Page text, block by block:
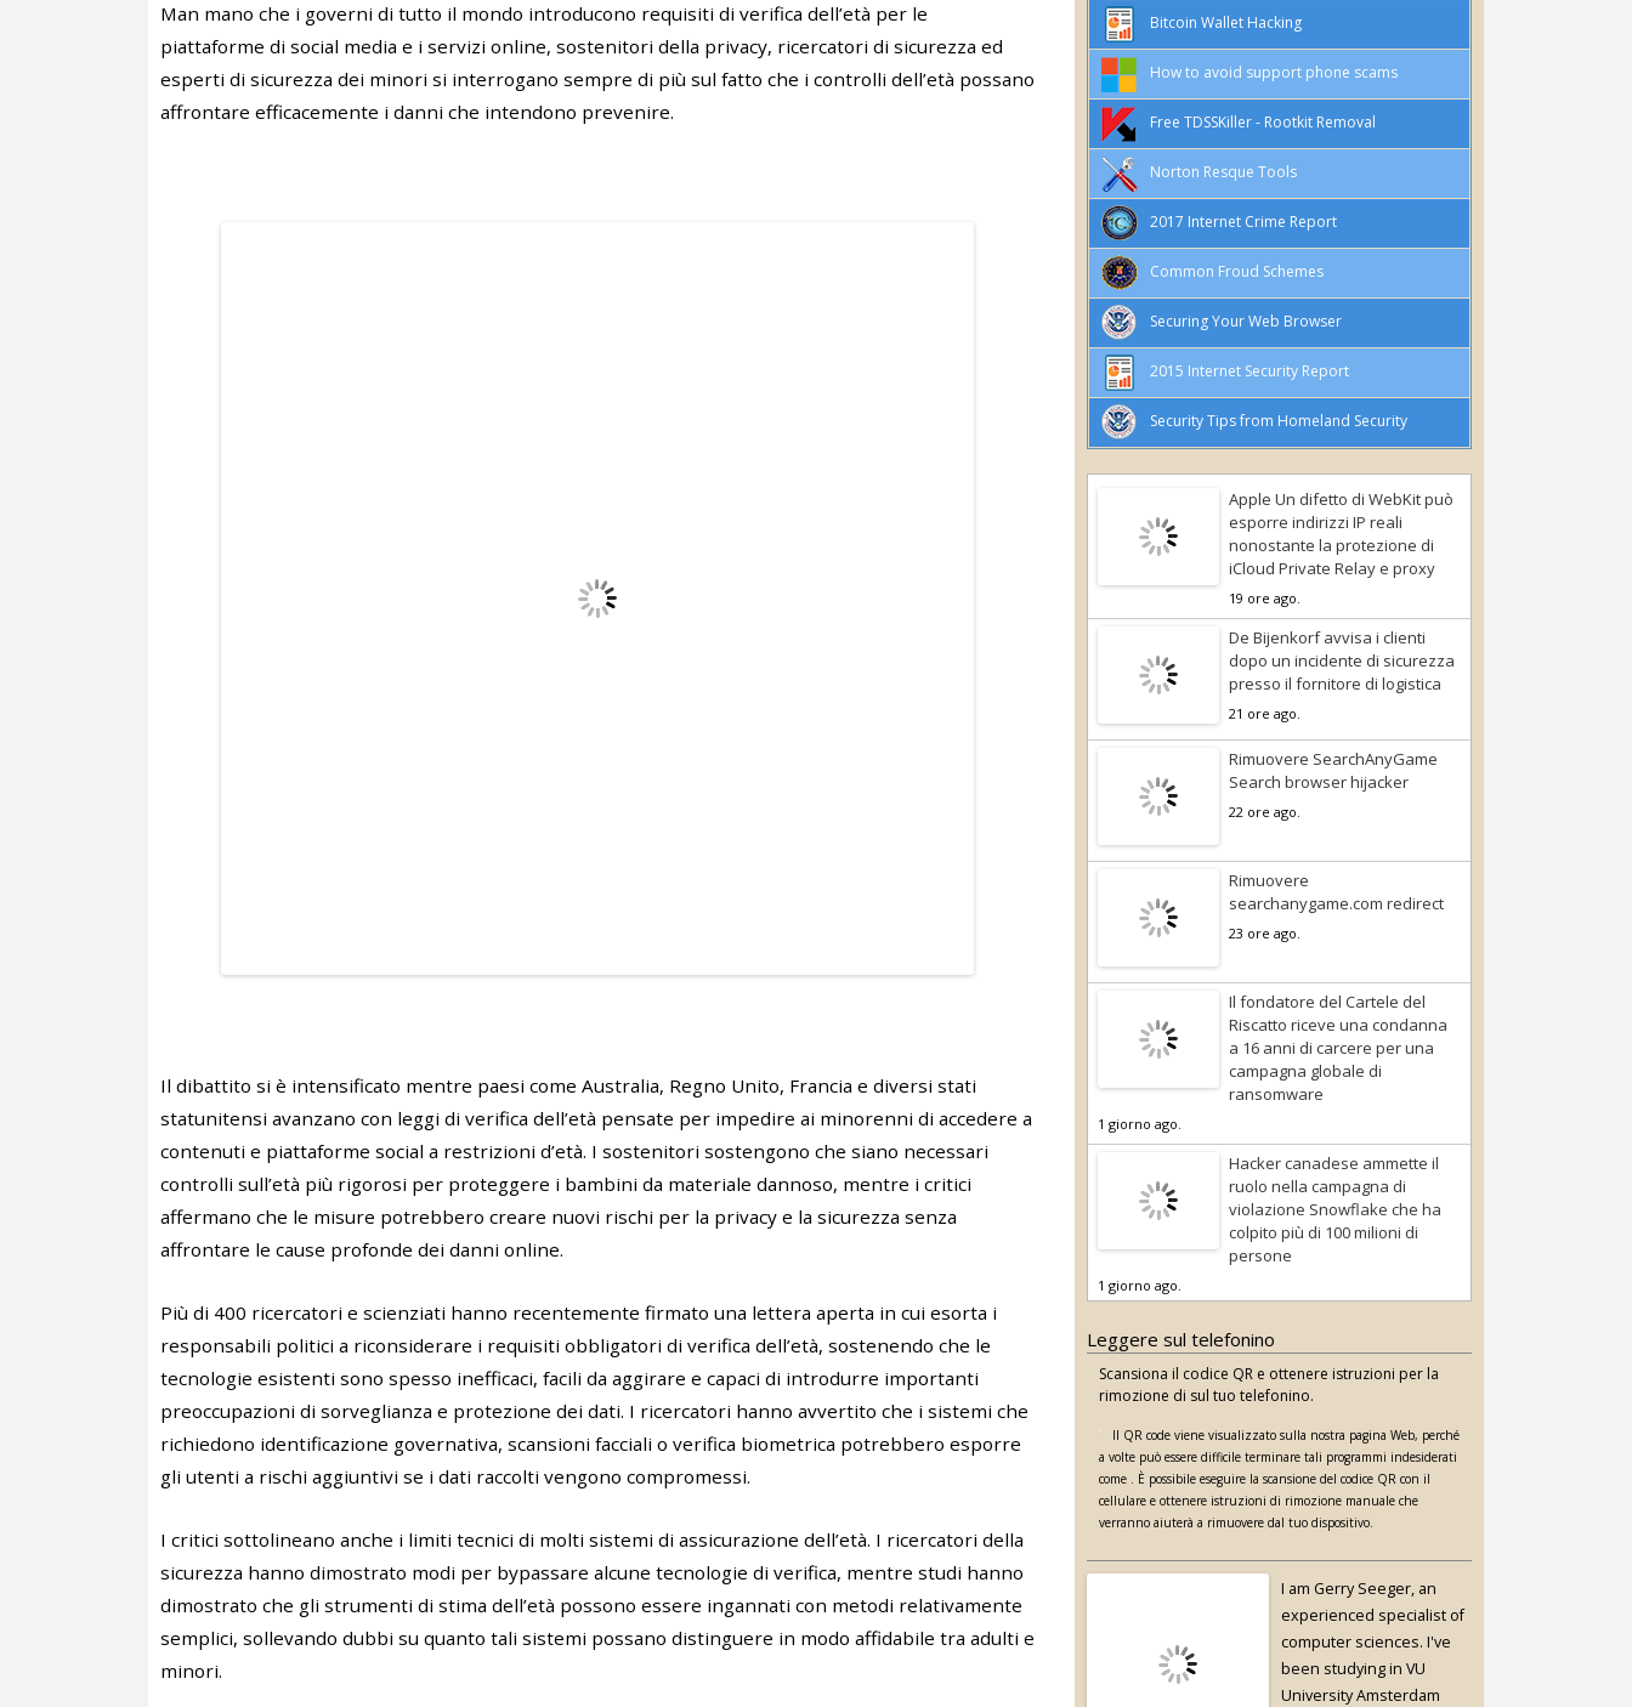
Man mano che i governi di tutto il mondo introducono requisiti di verifica dell’età per le
piattaforme di social media e i servizi online, sostenitori della privacy, ricercatori di sicurezza ed
esperti di sicurezza dei minori si interrogano sempre di più sul fatto che i controlli dell’età possano
affrontare efficacemente i danni che intendono prevenire.
Il dibattito si è intensificato mentre paesi come Australia, Regno Unito, Francia e diversi stati
statunitensi avanzano con leggi di verifica dell’età pensate per impedire ai minorenni di accedere a
contenuti e piattaforme social a restrizioni d’età. I sostenitori sostengono che siano necessari
controlli sull’età più rigorosi per proteggere i bambini da materiale dannoso, mentre i critici
affermano che le misure potrebbero creare nuovi rischi per la privacy e la sicurezza senza
affrontare le cause profonde dei danni online.
Più di 400 ricercatori e scienziati hanno recentemente firmato una lettera aperta in cui esorta i
responsabili politici a riconsiderare i requisiti obbligatori di verifica dell’età, sostenendo che le
tecnologie esistenti sono spesso inefficaci, facili da aggirare e capaci di introdurre importanti
preoccupazioni di sorveglianza e protezione dei dati. I ricercatori hanno avvertito che i sistemi che
richiedono identificazione governativa, scansioni facciali o verifica biometrica potrebbero esporre
gli utenti a rischi aggiuntivi se i dati raccolti vengono compromessi.
I critici sottolineano anche i limiti tecnici di molti sistemi di assicurazione dell’età. I ricercatori della
sicurezza hanno dimostrato modi per bypassare alcune tecnologie di verifica, mentre studi hanno
dimostrato che gli strumenti di stima dell’età possono essere ingannati con metodi relativamente
semplici, sollevando dubbi su quanto tali sistemi possano distinguere in modo affidabile tra adulti e
minori.
Bitcoin Wallet Hacking
How to avoid support phone scams
Free TDSSKiller - Rootkit Removal
Norton Resque Tools
2017 Internet Crime Report
Common Froud Schemes
Securing Your Web Browser
2015 Internet Security Report
Security Tips from Homeland Security
Apple Un difetto di WebKit può
esporre indirizzi IP reali
nonostante la protezione di
iCloud Private Relay e proxy
19 ore ago.
De Bijenkorf avvisa i clienti
dopo un incidente di sicurezza
presso il fornitore di logistica
21 ore ago.
Rimuovere SearchAnyGame
Search browser hijacker
22 ore ago.
Rimuovere
searchanygame.com redirect
23 ore ago.
Il fondatore del Cartele del
Riscatto riceve una condanna
a 16 anni di carcere per una
campagna globale di
ransomware
1 giorno ago.
Hacker canadese ammette il
ruolo nella campagna di
violazione Snowflake che ha
colpito più di 100 milioni di
persone
1 giorno ago.
Leggere sul telefonino
Scansiona il codice QR e ottenere istruzioni per la
rimozione di sul tuo telefonino.
Il QR code viene visualizzato sulla nostra pagina Web, perché
a volte può essere difficile terminare tali programmi indesiderati
come . È possibile eseguire la scansione del codice QR con il
cellulare e ottenere istruzioni di rimozione manuale che
verranno aiuterà a rimuovere dal tuo dispositivo.
I am Gerry Seeger, an
experienced specialist of
computer sciences. I've
been studying in VU
University Amsterdam